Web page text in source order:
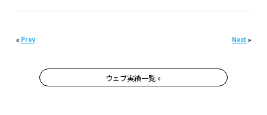
« Prev Next »
ウェブ実績一覧 »